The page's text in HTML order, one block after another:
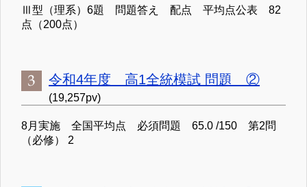
Ⅲ型（理系）6題 問題答え 配点 平均点公表 82
点（200点）
令和4年度 高1全統模試 問題 ②
(19,257pv)
8月実施 全国平均点 必須問題 65.0 /150 第2問
（必修） 2